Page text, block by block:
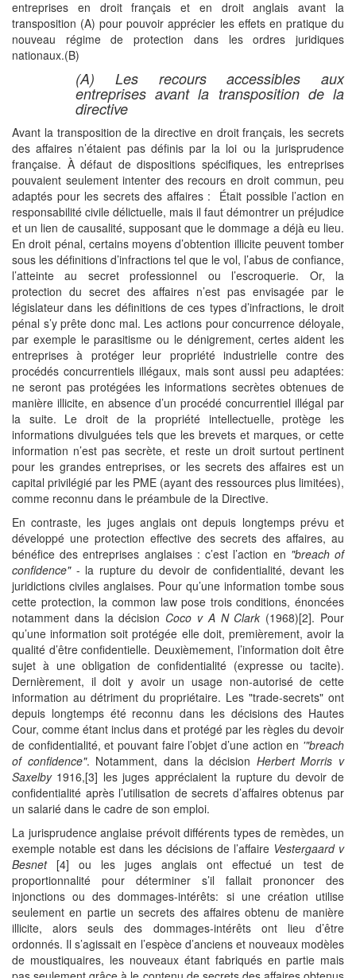
entreprises en droit français et en droit anglais avant la
transposition (A) pour pouvoir apprécier les effets en pratique du
nouveau régime de protection dans les ordres juridiques
nationaux.(B)
(A) Les recours accessibles aux
entreprises avant la transposition de la
directive
Avant la transposition de la directive en droit français, les secrets
des affaires n’étaient pas définis par la loi ou la jurisprudence
française. À défaut de dispositions spécifiques, les entreprises
pouvaient seulement intenter des recours en droit commun, peu
adaptés pour les secrets des affaires : Était possible l’action en
responsabilité civile délictuelle, mais il faut démontrer un préjudice
et un lien de causalité, supposant que le dommage a déjà eu lieu.
En droit pénal, certains moyens d’obtention illicite peuvent tomber
sous les définitions d’infractions tel que le vol, l’abus de confiance,
l’atteinte au secret professionnel ou l’escroquerie. Or, la
protection du secret des affaires n’est pas envisagée par le
législateur dans les définitions de ces types d’infractions, le droit
pénal s’y prête donc mal. Les actions pour concurrence déloyale,
par exemple le parasitisme ou le dénigrement, certes aident les
entreprises à protéger leur propriété industrielle contre des
procédés concurrentiels illégaux, mais sont aussi peu adaptées:
ne seront pas protégées les informations secrètes obtenues de
manière illicite, en absence d’un procédé concurrentiel illégal par
la suite. Le droit de la propriété intellectuelle, protège les
informations divulguées tels que les brevets et marques, or cette
information n’est pas secrète, et reste un droit surtout pertinent
pour les grandes entreprises, or les secrets des affaires est un
capital privilégié par les PME (ayant des ressources plus limitées),
comme reconnu dans le préambule de la Directive.
En contraste, les juges anglais ont depuis longtemps prévu et
développé une protection effective des secrets des affaires, au
bénéfice des entreprises anglaises : c’est l’action en "breach of
confidence"- la rupture du devoir de confidentialité, devant les
juridictions civiles anglaises. Pour qu’une information tombe sous
cette protection, la common law pose trois conditions, énoncées
notamment dans la décision Coco v A N Clark (1968)[2]. Pour
qu’une information soit protégée elle doit, premièrement, avoir la
qualité d’être confidentielle. Deuxièmement, l’information doit être
sujet à une obligation de confidentialité (expresse ou tacite).
Dernièrement, il doit y avoir un usage non-autorisé de cette
information au détriment du propriétaire. Les "trade-secrets" ont
depuis longtemps été reconnu dans les décisions des Hautes
Cour, comme étant inclus dans et protégé par les règles du devoir
de confidentialité, et pouvant faire l’objet d’une action en '"breach
of confidence". Notamment, dans la décision Herbert Morris v
Saxelby1916,[3] les juges appréciaient la rupture du devoir de
confidentialité après l’utilisation de secrets d’affaires obtenus par
un salarié dans le cadre de son emploi.
La jurisprudence anglaise prévoit différents types de remèdes, un
exemple notable est dans les décisions de l’affaire Vestergaard v
Besnet[4] ou les juges anglais ont effectué un test de
proportionnalité pour déterminer s’il fallait prononcer des
injonctions ou des dommages-intérêts: si une création utilise
seulement en partie un secrets des affaires obtenu de manière
illicite, alors seuls des dommages-intérêts ont lieu d’être
ordonnés. Il s’agissait en l’espèce d’anciens et nouveaux modèles
de moustiquaires, les nouveaux étant fabriqués en partie mais